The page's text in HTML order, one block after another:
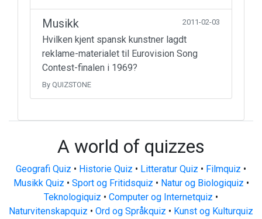
Musikk 2011-02-03
Hvilken kjent spansk kunstner lagdt
reklame-materialet til Eurovision Song
Contest-finalen i 1969?
By QUIZSTONE
A world of quizzes
Geografi Quiz • Historie Quiz • Litteratur Quiz • Filmquiz •
Musikk Quiz • Sport og Fritidsquiz • Natur og Biologiquiz •
Teknologiquiz • Computer og Internetquiz •
Naturvitenskapquiz • Ord og Språkquiz • Kunst og Kulturquiz